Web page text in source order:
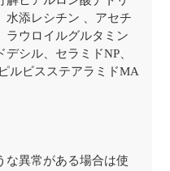
水添レシチン 、アセチ
ラウロイルグルタミン
シル、セラミドNP、
ルビスステアラミドMA
異常がある場合は使